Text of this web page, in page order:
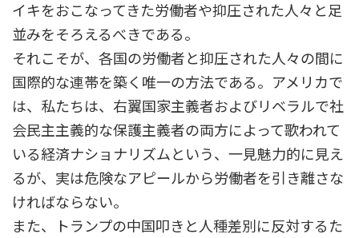
イキをおこなってきた労働者や抑圧された人々と足
並みをそろえるべきである。
それこそが、各国の労働者と抑圧された人々の間に
国際的な連帯を築く唯一の方法である。アメリカで
は、私たちは、右翼国家主義者およびリベラルで社
会民主主義的な保護主義者の両方によって歌われて
いる経済ナショナリズムという、一見魅力的に見え
るが、実は危険なアピールから労働者を引き離さな
ければならない。
また、トランプの中国叩きと人種差別に反対するた